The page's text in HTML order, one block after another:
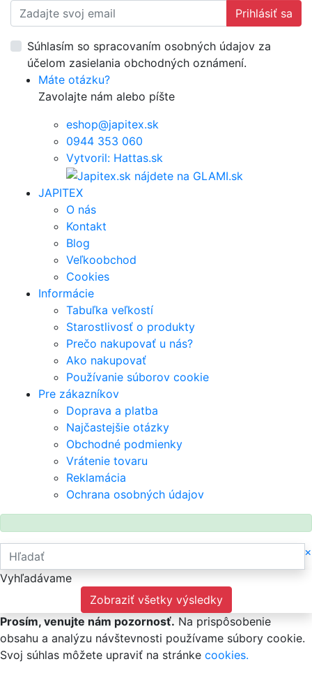
Prihlásiť sa
Súhlasím so spracovaním osobných údajov za
účelom zasielania obchodných oznámení.
Máte otázku?
Zavolajte nám alebo píšte
eshop@japitex.sk
0944 353 060
Vytvoril: Hattas.sk
JAPITEX
O nás
Kontakt
Blog
Veľkoobchod
Cookies
Informácie
Tabuľka veľkostí
Starostlivosť o produkty
Prečo nakupovať u nás?
Ako nakupovať
Používanie súborov cookie
Pre zákazníkov
Doprava a platba
Najčastejšie otázky
Obchodné podmienky
Vrátenie tovaru
Reklamácia
Ochrana osobných údajov
×
Vyhľadávame
Zobraziť všetky výsledky
Prosím, venujte nám pozornosť. Na prispôsobenie
obsahu a analýzu návštevnosti používame súbory cookie.
Svoj súhlas môžete upraviť na stránke cookies.